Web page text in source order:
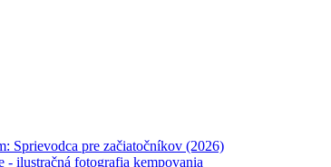
Sprievodca pre začiatočníkov (2026)